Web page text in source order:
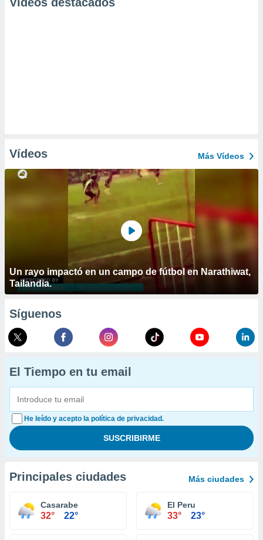
Vídeos Más Vídeos
Un rayo impactó en un campo de fútbol en Narathiwat,
Tailandia.
Síguenos
El Tiempo en tu email
He leído y acepto la política de privacidad.
Principales ciudades Más ciudades
Casarabe
32° 22°
El Peru
33° 23°